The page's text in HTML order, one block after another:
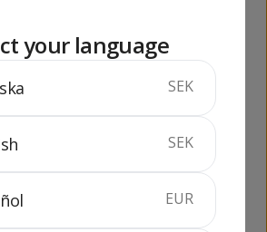
31%
KÖP
your language
SEK
SEK
EUR